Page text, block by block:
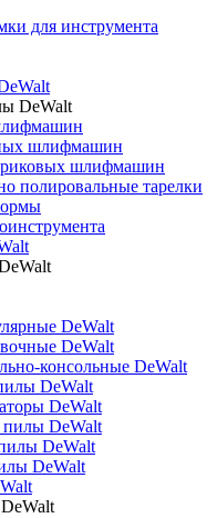
для инструмента
DeWalt
шлифмашин
шлифмашин
полировальные тарелки
DeWalt
DeWalt
консольные DeWalt
DeWalt
DeWalt
DeWalt
DeWalt
DeWalt